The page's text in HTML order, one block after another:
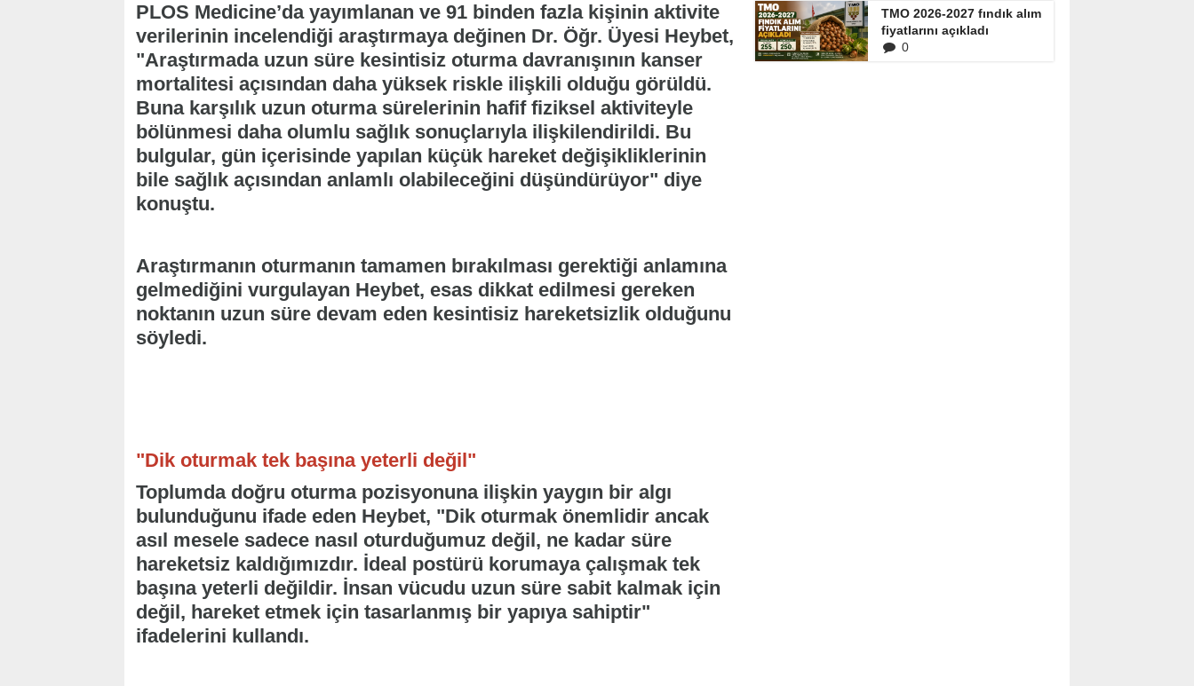
PLOS Medicine’da yayımlanan ve 91 binden fazla kişinin aktivite
verilerinin incelendiği araştırmaya değinen Dr. Öğr. Üyesi Heybet,
"Araştırmada uzun süre kesintisiz oturma davranışının kanser
mortalitesi açısından daha yüksek riskle ilişkili olduğu görüldü.
Buna karşılık uzun oturma sürelerinin hafif fiziksel aktiviteyle
bölünmesi daha olumlu sağlık sonuçlarıyla ilişkilendirildi. Bu
bulgular, gün içerisinde yapılan küçük hareket değişikliklerinin
bile sağlık açısından anlamlı olabileceğini düşündürüyor" diye
konuştu.
Araştırmanın oturmanın tamamen bırakılması gerektiği anlamına
gelmediğini vurgulayan Heybet, esas dikkat edilmesi gereken
noktanın uzun süre devam eden kesintisiz hareketsizlik olduğunu
söyledi.
"Dik oturmak tek başına yeterli değil"
Toplumda doğru oturma pozisyonuna ilişkin yaygın bir algı
bulunduğunu ifade eden Heybet, "Dik oturmak önemlidir ancak
asıl mesele sadece nasıl oturduğumuz değil, ne kadar süre
hareketsiz kaldığımızdır. İdeal postürü korumaya çalışmak tek
başına yeterli değildir. İnsan vücudu uzun süre sabit kalmak için
değil, hareket etmek için tasarlanmış bir yapıya sahiptir"
ifadelerini kullandı.
TMO 2026-2027 fındık alım
fiyatlarını açıkladı
0